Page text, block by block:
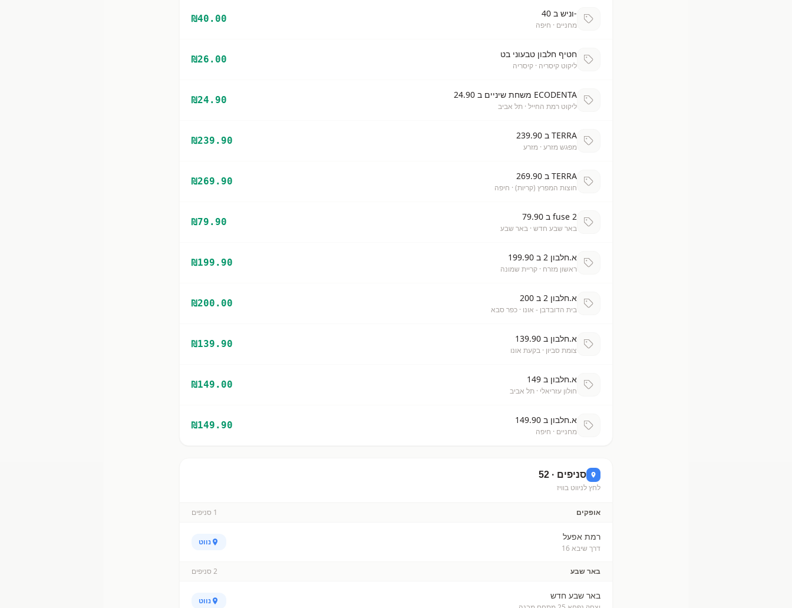
-וניש ב 40
מחניים · חיפה
₪40.00
חטיף חלבון טבעוני בט
ליקוט קיסריה · קיסריה
₪26.00
ECODENTA משחת שיניים ב 24.90
ליקוט רמת החייל · תל אביב
₪24.90
TERRA ב 239.90
מפגש מזרע · מזרע
₪239.90
TERRA ב 269.90
חוצות המפרץ (קריות) · חיפה
₪269.90
fuse 2 ב 79.90
באר שבע חדש · באר שבע
₪79.90
א.חלבון 2 ב 199.90
ראשון מזרח · קריית שמונה
₪199.90
א.חלבון 2 ב 200
בית הדובדבן - אונו · כפר סבא
₪200.00
א.חלבון ב 139.90
צומת סביון · בקעת אונו
₪139.90
א.חלבון ב 149
חולון עזריאלי · תל אביב
₪149.00
א.חלבון ב 149.90
מחניים · חיפה
₪149.90
סניפים · 52
לחץ לניווט בוויז
אופקים 1 סניפים
רמת אפעל
דרך שיבא 16
נווט
באר שבע 2 סניפים
באר שבע חדש נווט